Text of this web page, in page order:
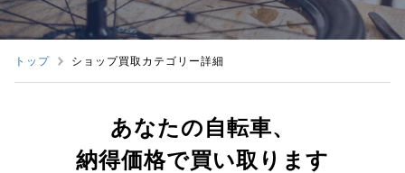
トップ ショップ買取カテゴリー詳細
あなたの自転車、
納得価格で買い取ります